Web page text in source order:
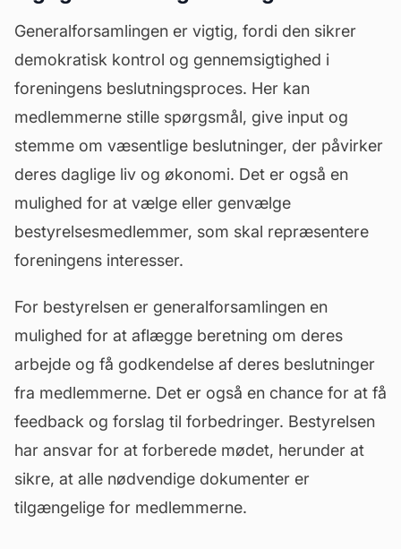
Generalforsamlingen er vigtig, fordi den sikrer
demokratisk kontrol og gennemsigtighed i
foreningens beslutningsproces. Her kan
medlemmerne stille spørgsmål, give input og
stemme om væsentlige beslutninger, der påvirker
deres daglige liv og økonomi. Det er også en
mulighed for at vælge eller genvælge
bestyrelsesmedlemmer, som skal repræsentere
foreningens interesser.
For bestyrelsen er generalforsamlingen en
mulighed for at aflægge beretning om deres
arbejde og få godkendelse af deres beslutninger
fra medlemmerne. Det er også en chance for at få
feedback og forslag til forbedringer. Bestyrelsen
har ansvar for at forberede mødet, herunder at
sikre, at alle nødvendige dokumenter er
tilgængelige for medlemmerne.